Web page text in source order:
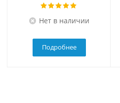
Нет в наличии
Подробнее